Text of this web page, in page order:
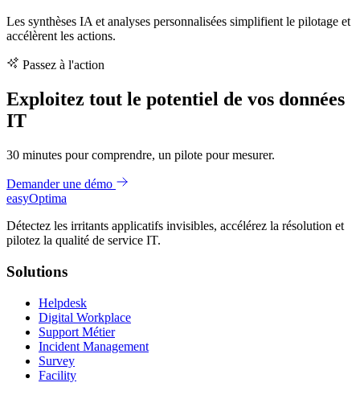
Les synthèses IA et analyses personnalisées simplifient le pilotage et
accélèrent les actions.
Passez à l'action
Exploitez tout le potentiel de vos données
IT
30 minutes pour comprendre, un pilote pour mesurer.
Demander une démo
easyOptima
Détectez les irritants applicatifs invisibles, accélérez la résolution et
pilotez la qualité de service IT.
Solutions
Helpdesk
Digital Workplace
Support Métier
Incident Management
Survey
Facility